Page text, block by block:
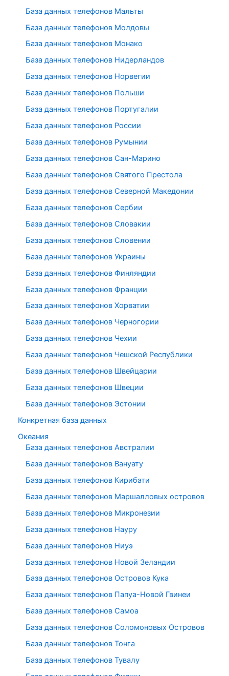
База данных телефонов Мальты
База данных телефонов Молдовы
База данных телефонов Монако
База данных телефонов Нидерландов
База данных телефонов Норвегии
База данных телефонов Польши
База данных телефонов Португалии
База данных телефонов России
База данных телефонов Румынии
База данных телефонов Сан-Марино
База данных телефонов Святого Престола
База данных телефонов Северной Македонии
База данных телефонов Сербии
База данных телефонов Словакии
База данных телефонов Словении
База данных телефонов Украины
База данных телефонов Финляндии
База данных телефонов Франции
База данных телефонов Хорватии
База данных телефонов Черногории
База данных телефонов Чехии
База данных телефонов Чешской Республики
База данных телефонов Швейцарии
База данных телефонов Швеции
База данных телефонов Эстонии
Конкретная база данных
Океания
База данных телефонов Австралии
База данных телефонов Вануату
База данных телефонов Кирибати
База данных телефонов Маршалловых островов
База данных телефонов Микронезии
База данных телефонов Науру
База данных телефонов Ниуэ
База данных телефонов Новой Зеландии
База данных телефонов Островов Кука
База данных телефонов Папуа-Новой Гвинеи
База данных телефонов Самоа
База данных телефонов Соломоновых Островов
База данных телефонов Тонга
База данных телефонов Тувалу